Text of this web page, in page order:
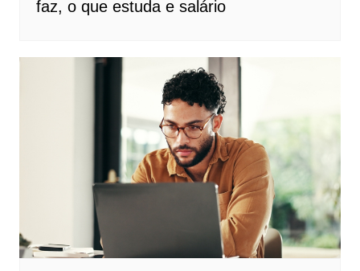
faz, o que estuda e salário